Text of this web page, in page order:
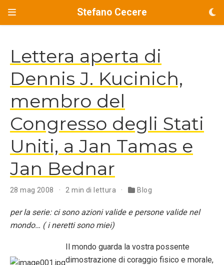
Stefano Cecere
Lettera aperta di
Dennis J. Kucinich,
membro del
Congresso degli Stati
Uniti, a Jan Tamas e
Jan Bednar
28 mag 2008 2 min di lettura Blog
per la serie: ci sono azioni valide e persone valide nel
mondo… ( i neretti sono miei)
Il mondo guarda la vostra possente
dimostrazione di coraggio fisico e morale,